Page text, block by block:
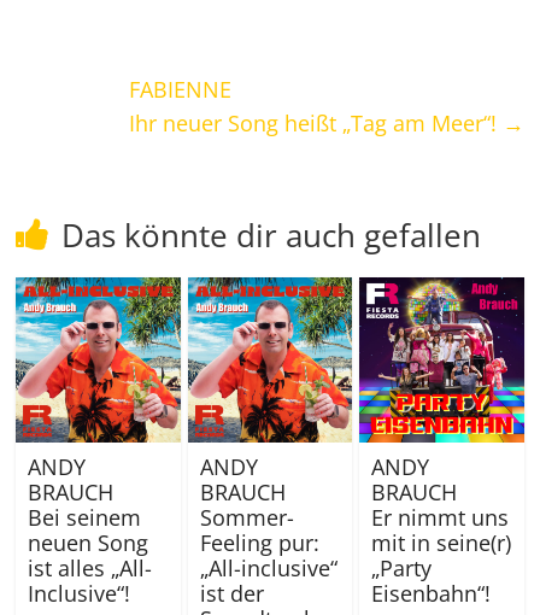
FABIENNE
Ihr neuer Song heißt „Tag am Meer“! →
Das könnte dir auch gefallen
ANDY
BRAUCH
Bei seinem
neuen Song
ist alles „All-
Inclusive“!
ANDY
BRAUCH
Sommer-
Feeling pur:
„All-inclusive“
ist der
ANDY
BRAUCH
Er nimmt uns
mit in seine(r)
„Party
Eisenbahn“!